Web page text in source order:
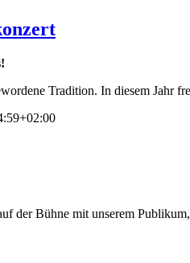
Tradition. In diesem Jahr
der Bühne mit unserem